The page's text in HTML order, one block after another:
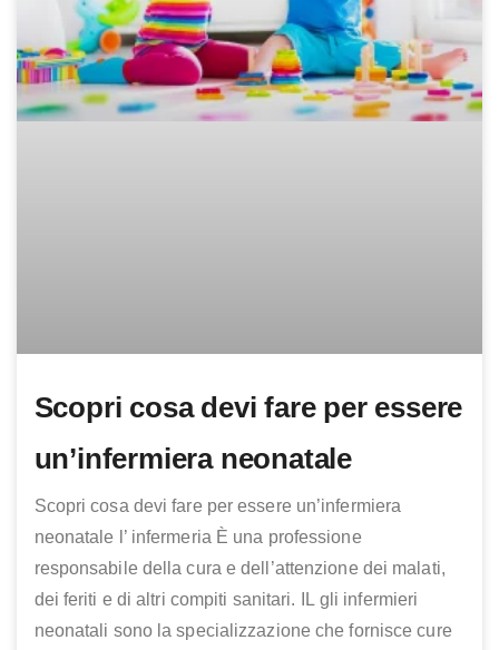
Scopri cosa devi fare per essere
un’infermiera neonatale
Scopri cosa devi fare per essere un’infermiera
neonatale l’ infermeria È una professione
responsabile della cura e dell’attenzione dei malati,
dei feriti e di altri compiti sanitari. IL gli infermieri
neonatali sono la specializzazione che fornisce cure